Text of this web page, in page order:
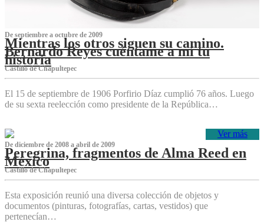
De septiembre a octubre de 2009
Mientras los otros siguen su camino.
Bernardo Reyes cuéntame a mí tu
historia
Castillo de Chapultepec
El 15 de septiembre de 1906 Porfirio Díaz cumplió 76 años. Luego
de su sexta reelección como presidente de la República…
Ver más
De diciembre de 2008 a abril de 2009
Peregrina, fragmentos de Alma Reed en
México
Castillo de Chapultepec
Esta exposición reunió una diversa colección de objetos y
documentos (pinturas, fotografías, cartas, vestidos) que
pertenecían…